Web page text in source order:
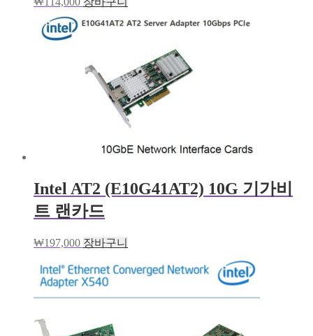
Intel AT2 (E10G41AT2) 10G 기가비
트 랜카드
₩197,000 장바구니